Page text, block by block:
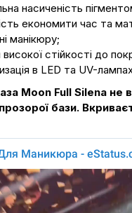
насиченість
економити час та
манікюру;
високої стійкості до
в LED та UV-
Moon Full Silena не
бази.